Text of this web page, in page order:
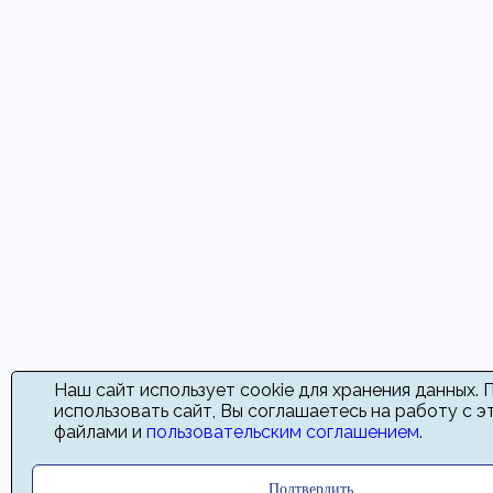
Наш сайт использует cookie для хранения данных.
использовать сайт, Вы соглашаетесь на работу с
файлами и пользовательским соглашением.
Подтвердить